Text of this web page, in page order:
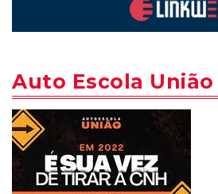
Auto Escola União